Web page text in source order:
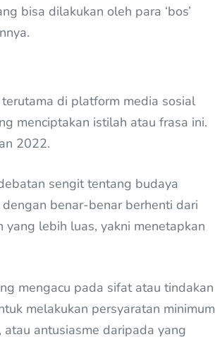
bisa dilakukan oleh para ‘bos’
di platform media sosial
menciptakan istilah atau frasa ini.
2022.
sengit tentang budaya
benar-benar berhenti dari
lebih luas, yakni menetapkan
mengacu pada sifat atau tindakan
melakukan persyaratan minimum
antusiasme daripada yang